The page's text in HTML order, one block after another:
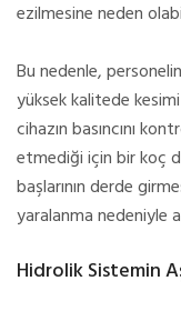
ezilmesine neden
Bu nedenle,
yüksek kalitede
cihazın basıncını
etmediği için bir koç
başlarının derde
yaralanma nedeniyle
Hidrolik Sistemin